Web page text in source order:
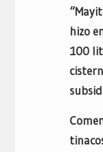
hizo
100